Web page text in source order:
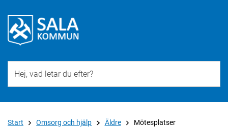
Start Omsorg och hjälp Äldre Mötesplatser